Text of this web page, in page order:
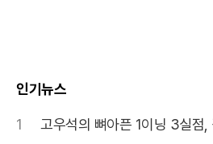
인기뉴스
1
고우석의 뼈아픈 1이닝 3실점,